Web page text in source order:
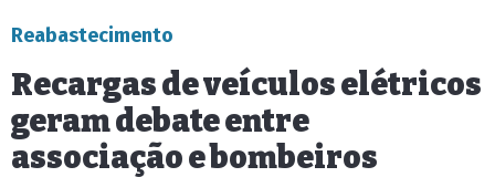
Reabastecimento
Recargas de veículos elétricos
geram debate entre
associação e bombeiros